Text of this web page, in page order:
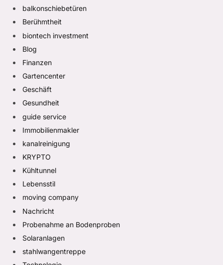
balkonschiebetüren
Berühmtheit
biontech investment
Blog
Finanzen
Gartencenter
Geschäft
Gesundheit
guide service
Immobilienmakler
kanalreinigung
KRYPTO
Kühltunnel
Lebensstil
moving company
Nachricht
Probenahme an Bodenproben
Solaranlagen
stahlwangentreppe